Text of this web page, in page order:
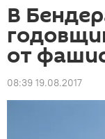
В
от
08:39 19.08.2017